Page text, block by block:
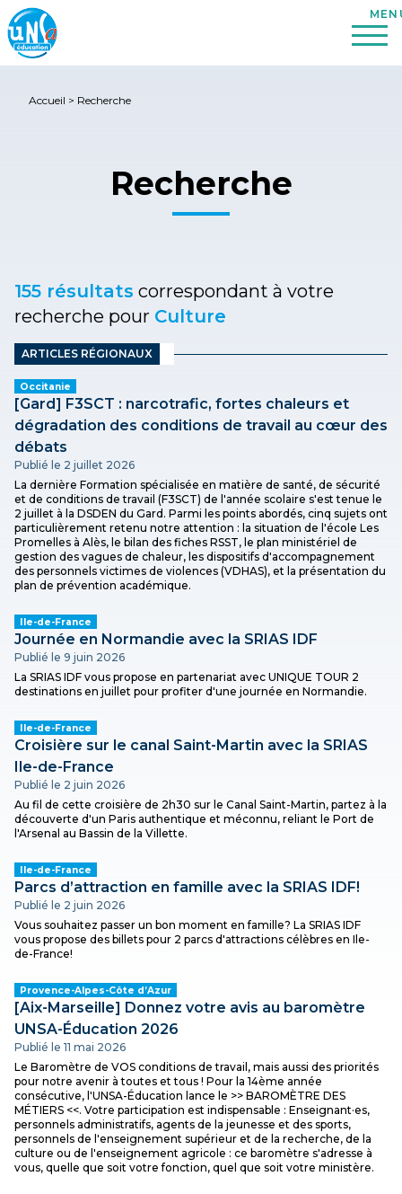
Accueil > Recherche
Recherche
155 résultats correspondant à votre
recherche pour Culture
ARTICLES RÉGIONAUX
Occitanie
[Gard] F3SCT : narcotrafic, fortes chaleurs et
dégradation des conditions de travail au cœur des
débats
Publié le 2 juillet 2026
La dernière Formation spécialisée en matière de santé, de sécurité
et de conditions de travail (F3SCT) de l'année scolaire s'est tenue le
2 juillet à la DSDEN du Gard. Parmi les points abordés, cinq sujets ont
particulièrement retenu notre attention : la situation de l'école Les
Promelles à Alès, le bilan des fiches RSST, le plan ministériel de
gestion des vagues de chaleur, les dispositifs d'accompagnement
des personnels victimes de violences (VDHAS), et la présentation du
plan de prévention académique.
Ile-de-France
Journée en Normandie avec la SRIAS IDF
Publié le 9 juin 2026
La SRIAS IDF vous propose en partenariat avec UNIQUE TOUR 2
destinations en juillet pour profiter d'une journée en Normandie.
Ile-de-France
Croisière sur le canal Saint-Martin avec la SRIAS
Ile-de-France
Publié le 2 juin 2026
Au fil de cette croisière de 2h30 sur le Canal Saint-Martin, partez à la
découverte d'un Paris authentique et méconnu, reliant le Port de
l'Arsenal au Bassin de la Villette.
Ile-de-France
Parcs d’attraction en famille avec la SRIAS IDF!
Publié le 2 juin 2026
Vous souhaitez passer un bon moment en famille? La SRIAS IDF
vous propose des billets pour 2 parcs d'attractions célèbres en Ile-
de-France!
Provence-Alpes-Côte d’Azur
[Aix-Marseille] Donnez votre avis au baromètre
UNSA-Éducation 2026
Publié le 11 mai 2026
Le Baromètre de VOS conditions de travail, mais aussi des priorités
pour notre avenir à toutes et tous ! Pour la 14ème année
consécutive, l'UNSA-Éducation lance le >> BAROMÈTRE DES
MÉTIERS <<. Votre participation est indispensable : Enseignant·es,
personnels administratifs, agents de la jeunesse et des sports,
personnels de l'enseignement supérieur et de la recherche, de la
culture ou de l'enseignement agricole : ce baromètre s'adresse à
vous, quelle que soit votre fonction, quel que soit votre ministère.